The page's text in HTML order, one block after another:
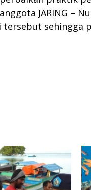
JARING –